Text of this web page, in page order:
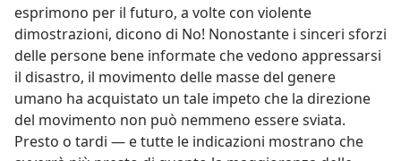
esprimono per il futuro, a volte con violente
dimostrazioni, dicono di No! Nonostante i sinceri sforzi
delle persone bene informate che vedono appressarsi
il disastro, il movimento delle masse del genere
umano ha acquistato un tale impeto che la direzione
del movimento non può nemmeno essere sviata.
Presto o tardi — e tutte le indicazioni mostrano che